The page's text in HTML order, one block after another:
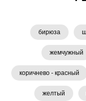
бирюза
жемчужный
коричнево - красный
желтый